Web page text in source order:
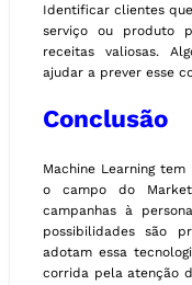
Identificar clientes
serviço ou produto
receitas valiosas.
ajudar a prever esse
Conclusão
Machine Learning
o campo do
campanhas à
possibilidades são
adotam essa
corrida pela atenção